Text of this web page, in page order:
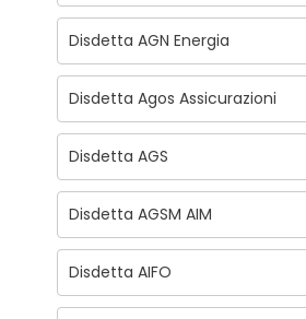
Disdetta AGN Energia
Disdetta Agos Assicurazioni
Disdetta AGS
Disdetta AGSM AIM
Disdetta AIFO